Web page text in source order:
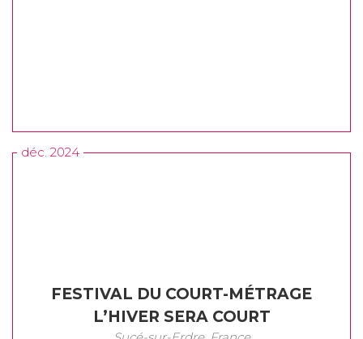
déc. 2024
FESTIVAL DU COURT-MÉTRAGE
L’HIVER SERA COURT